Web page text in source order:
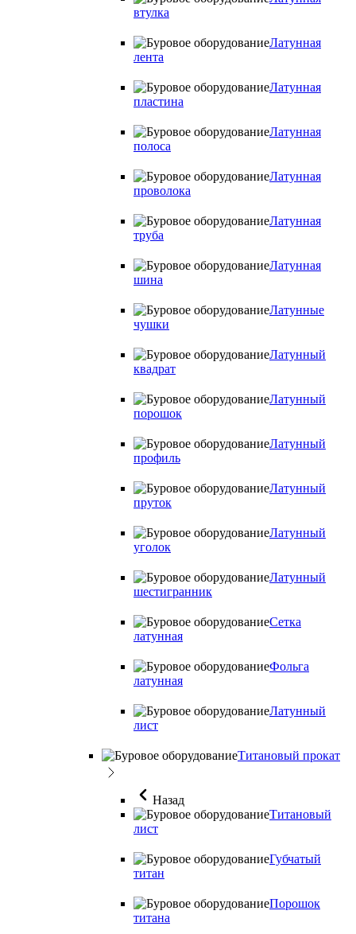
втулка
Латунная
лента
Латунная
пластина
Латунная
полоса
Латунная
проволока
Латунная
труба
Латунная
шина
Латунные
чушки
Латунный
квадрат
Латунный
порошок
Латунный
профиль
Латунный
пруток
Латунный
уголок
Латунный
шестигранник
Сетка
латунная
Фольга
латунная
Латунный
лист
Титановый прокат
Назад
Титановый
лист
Губчатый
титан
Порошок
титана